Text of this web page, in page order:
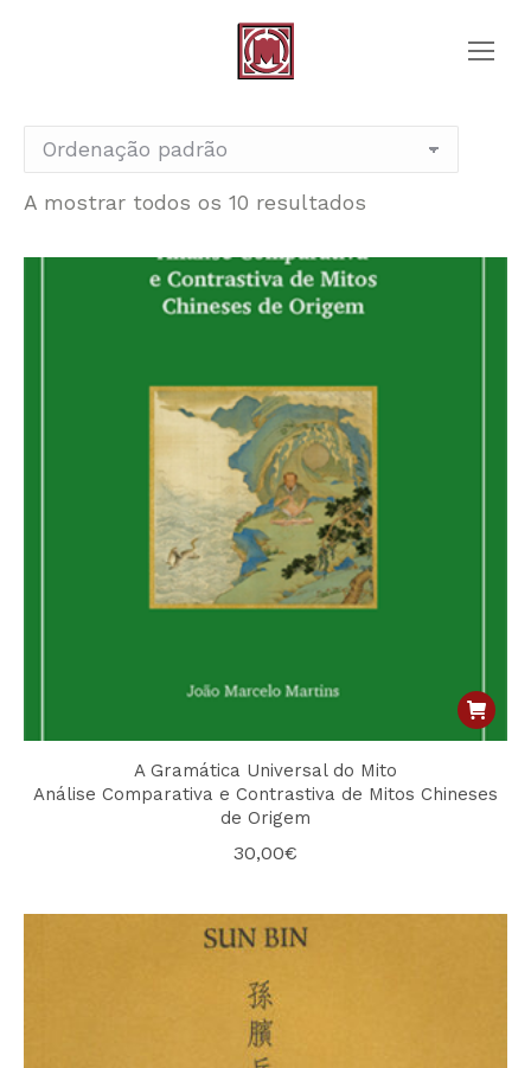
A mostrar todos os 10 resultados
A Gramática Universal do Mito
Análise Comparativa e Contrastiva de Mitos Chineses
de Origem
30,00€